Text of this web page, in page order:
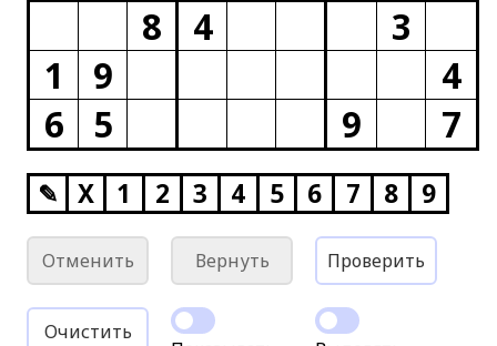
8
4
3
1
9
4
6
5 9 7
✎ X 1 2 3 4 5 6 7 8 9
Отменить Вернуть Проверить
Очистить